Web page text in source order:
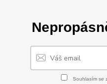
Souhlasím se